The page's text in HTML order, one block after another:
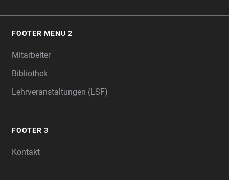
FOOTER MENU 2
Mitarbeiter
Bibliothek
Lehrveranstaltungen (LSF)
FOOTER 3
Kontakt